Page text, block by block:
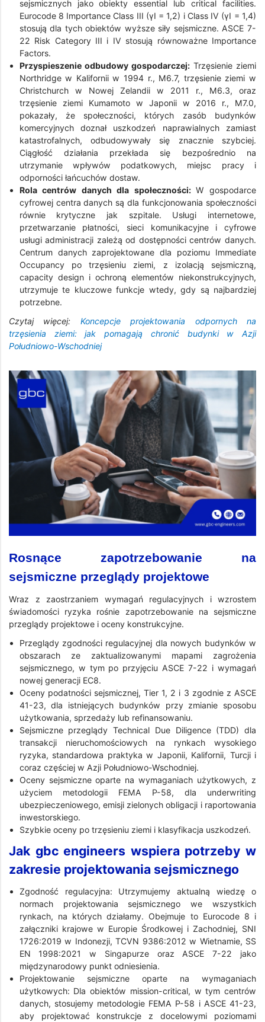
sejsmicznych jako obiekty essential lub critical facilities.
Eurocode 8 Importance Class III (γI = 1,2) i Class IV (γI = 1,4)
stosują dla tych obiektów wyższe siły sejsmiczne. ASCE 7-
22 Risk Category III i IV stosują równoważne Importance
Factors.
Przyspieszenie odbudowy gospodarczej:Trzęsienie ziemi
Northridge w Kalifornii w 1994 r., M6.7, trzęsienie ziemi w
Christchurch w Nowej Zelandii w 2011 r., M6.3, oraz
trzęsienie ziemi Kumamoto w Japonii w 2016 r., M7.0,
pokazały, że społeczności, których zasób budynków
komercyjnych doznał uszkodzeń naprawialnych zamiast
katastrofalnych, odbudowywały się znacznie szybciej.
Ciągłość działania przekłada się bezpośrednio na
utrzymanie wpływów podatkowych, miejsc pracy i
odporności łańcuchów dostaw.
Rola centrów danych dla społeczności:W gospodarce
cyfrowej centra danych są dla funkcjonowania społeczności
równie krytyczne jak szpitale. Usługi internetowe,
przetwarzanie płatności, sieci komunikacyjne i cyfrowe
usługi administracji zależą od dostępności centrów danych.
Centrum danych zaprojektowane dla poziomu Immediate
Occupancy po trzęsieniu ziemi, z izolacją sejsmiczną,
capacity design i ochroną elementów niekonstrukcyjnych,
utrzymuje te kluczowe funkcje wtedy, gdy są najbardziej
potrzebne.
Czytaj więcej: Koncepcje projektowania odpornych na
trzęsienia ziemi: jak pomagają chronić budynki w Azji
Południowo-Wschodniej
Rosnące zapotrzebowanie na
sejsmiczne przeglądy projektowe
Wraz z zaostrzaniem wymagań regulacyjnych i wzrostem
świadomości ryzyka rośnie zapotrzebowanie na sejsmiczne
przeglądy projektowe i oceny konstrukcyjne.
Przeglądy zgodności regulacyjnej dla nowych budynków w
obszarach ze zaktualizowanymi mapami zagrożenia
sejsmicznego, w tym po przyjęciu ASCE 7-22 i wymagań
nowej generacji EC8.
Oceny podatności sejsmicznej, Tier 1, 2 i 3 zgodnie z ASCE
41-23, dla istniejących budynków przy zmianie sposobu
użytkowania, sprzedaży lub refinansowaniu.
Sejsmiczne przeglądy Technical Due Diligence (TDD) dla
transakcji nieruchomościowych na rynkach wysokiego
ryzyka, standardowa praktyka w Japonii, Kalifornii, Turcji i
coraz częściej w Azji Południowo-Wschodniej.
Oceny sejsmiczne oparte na wymaganiach użytkowych, z
użyciem metodologii FEMA P-58, dla underwriting
ubezpieczeniowego, emisji zielonych obligacji i raportowania
inwestorskiego.
Szybkie oceny po trzęsieniu ziemi i klasyfikacja uszkodzeń.
Jak gbc engineers wspiera potrzeby w
zakresie projektowania sejsmicznego
Zgodność regulacyjna: Utrzymujemy aktualną wiedzę o
normach projektowania sejsmicznego we wszystkich
rynkach, na których działamy. Obejmuje to Eurocode 8 i
załączniki krajowe w Europie Środkowej i Zachodniej, SNI
1726:2019 w Indonezji, TCVN 9386:2012 w Wietnamie, SS
EN 1998:2021 w Singapurze oraz ASCE 7-22 jako
międzynarodowy punkt odniesienia.
Projektowanie sejsmiczne oparte na wymaganiach
użytkowych: Dla obiektów mission-critical, w tym centrów
danych, stosujemy metodologie FEMA P-58 i ASCE 41-23,
aby projektować konstrukcje z docelowymi poziomami